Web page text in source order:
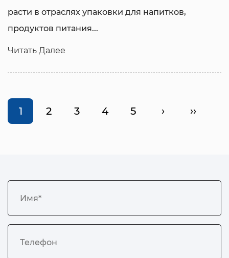
расти в отраслях упаковки для напитков,
продуктов питания...
Читать Далее
1 2 3 4 5 › ››